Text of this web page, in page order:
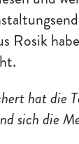
Rosik
hat die
sich die